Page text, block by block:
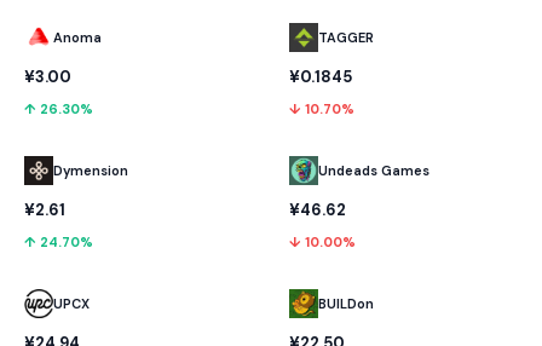
Anoma
¥3.00
↑ 26.30%
Dymension
¥2.61
↑ 24.70%
UPCX
TAGGER
¥0.1845
↓ 10.70%
Undeads Games
¥46.62
↓ 10.00%
BUILDon